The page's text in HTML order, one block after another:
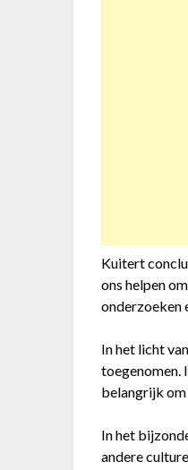
Kuitert
ons helpen
onderzoeken
In het licht
toegenomen.
belangrijk om
In het
andere